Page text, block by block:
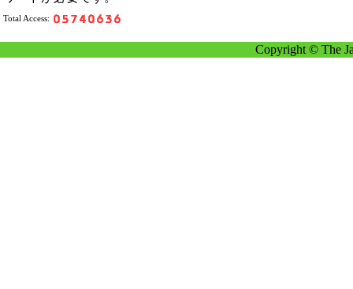
Total Access:
Copyright © The